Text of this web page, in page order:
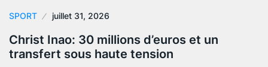
SPORT juillet 31, 2026
Christ Inao: 30 millions d’euros et un
transfert sous haute tension